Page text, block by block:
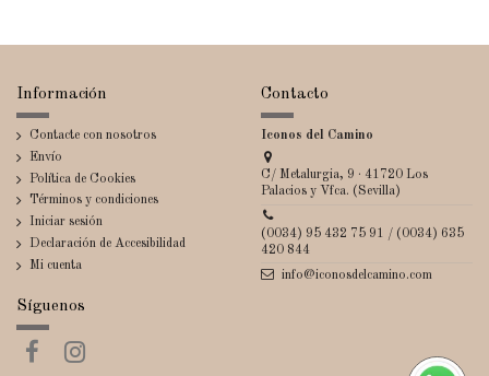
Información
Contacte con nosotros
Envío
Política de Cookies
Términos y condiciones
Iniciar sesión
Declaración de Accesibilidad
Mi cuenta
Contacto
Iconos del Camino
C/ Metalurgia, 9 · 41720 Los
Palacios y Vfca. (Sevilla)
(0034) 95 432 75 91 / (0034) 635
420 844
info@iconosdelcamino.com
Síguenos